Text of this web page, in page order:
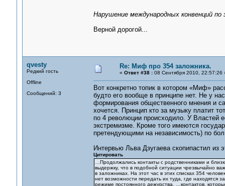
Нарушение международных конвенций
Верной дорогой...
qvesty
Редкий гость
Offline
Сообщений: 3
Re: Миф про 354 заложника.
« Ответ #38 :08 Сентября 2010, 22:57:26
Вот конкретно топик в котором «Миф»
будто его вообще в принципе нет. Не у
формирования общественного мнения и
хочется. Принцип кто за музыку платит
по 4 революции происходило. У Властей
экстремизме. Кроме того имеются
претендующими на независимость) по
Интервью Льва Дзугаева скопипастил из
Цитировать
…Продолжались контакты с родственниками и
выдержку, что в подобной ситуации чрезвычайно
в заложниках. На этот час в этих списках 354
нет возможности передать их туда, где находятся
режиме постоянного дежурства. …контактов,